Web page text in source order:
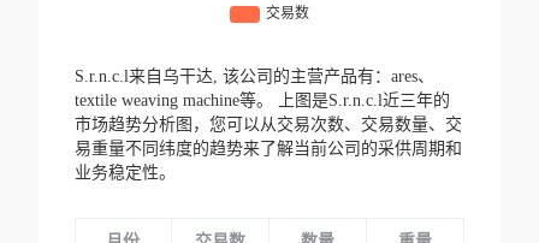
S.r.n.c.l来自乌干达, 该公司的主营产品有：ares、
textile weaving machine等。
上图是S.r.n.c.l近三年的
市场趋势分析图，您可以从交易次数、交易数量、交
易重量不同纬度的趋势来了解当前公司的采供周期和
业务稳定性。